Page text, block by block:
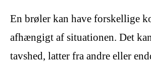
En brøler kan have forskellige
afhængigt af situationen. Det
tavshed, latter fra andre eller